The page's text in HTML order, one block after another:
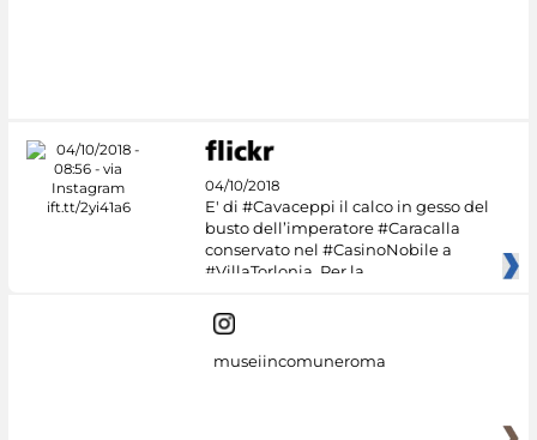
04/10/2018
E' di #Cavaceppi il calco in gesso del
busto dell’imperatore #Caracalla
conservato nel #CasinoNobile a
#VillaTorlonia. Per la
museiincomuneroma